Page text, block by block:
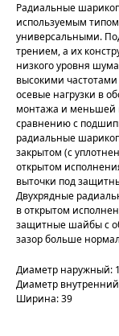
Радиальные
используемым
универсальными.
трением, а их
низкого уровня
высокими
осевые нагрузки в
монтажа и меньшей
сравнению с
радиальные
закрытом (с
открытом
выточки под
Двухрядные
в открытом
защитные шайбы с
зазор больше
Диаметр наружный:
Диаметр
Ширина: 39